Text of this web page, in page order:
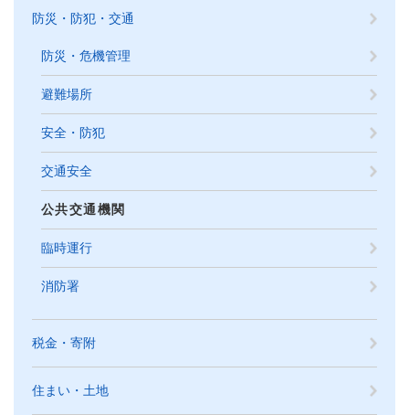
防災・防犯・交通
防災・危機管理
避難場所
安全・防犯
交通安全
公共交通機関
臨時運行
消防署
税金・寄附
住まい・土地